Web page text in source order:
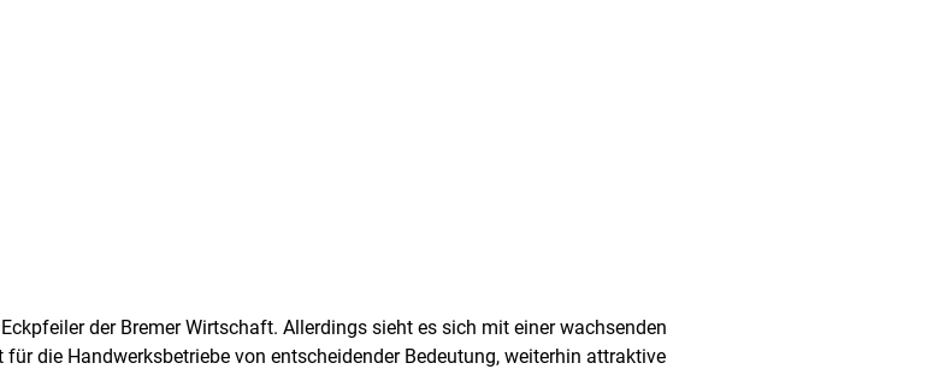
der Bremer Wirtschaft. Allerdings sieht es sich mit einer wachsenden
die Handwerksbetriebe von entscheidender Bedeutung, weiterhin attraktive